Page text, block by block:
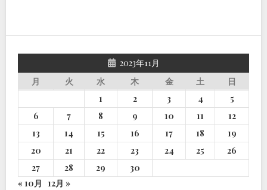
2023年11月
月
火 水 木 金 土
日
1
2 3 4
5
6
7 8 9 10 11
12
13
14 15 16 17 18
19
20
21 22 23 24 25
26
27
28 29
30
« 10月 12月 »